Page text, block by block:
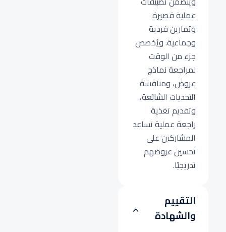
عملية قصيرة
وتمارين فردية
وجماعية. ويُخصص
جزء من الوقت
لمراجعة نماذج
عروض، ومناقشة
التحديات الشائعة،
وتقديم تغذية
راجعة عملية تساعد
المشاركين على
تحسين عروضهم
تدريجيًا.
التقييم
والشهادة